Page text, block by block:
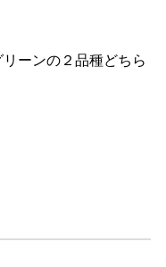
ーンの２品種どちら